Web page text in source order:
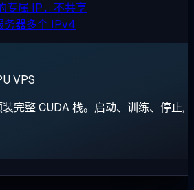
专属 IP，不共享
务器多个 IPv4
VPS
完整 CUDA 栈。启动、训练、停止,